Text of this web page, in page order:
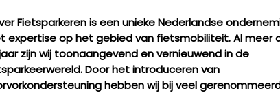
Fietsparkeren is een unieke Nederlandse
expertise op het gebied van fietsmobiliteit. Al meer
zijn wij toonaangevend en vernieuwend in de
Door het introduceren van
hebben wij bij veel